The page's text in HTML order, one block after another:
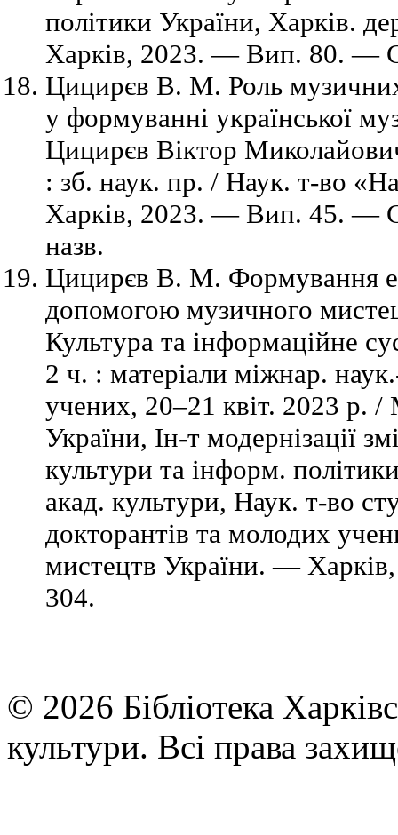
політики України, Харків.
Харків, 2023. — Вип. 80. —
Цицирєв В. М. Роль
у формуванні української
Цицирєв Віктор
: зб. наук. пр. / Наук. т-во
Харків, 2023. — Вип. 45. —
назв.
Цицирєв В. М. Формування
допомогою музичного
Культура та інформаційне
2 ч. : матеріали міжнар.
учених, 20–21 квіт. 2023 р. /
України, Ін-т модернізації
культури та інформ.
акад. культури, Наук. т-во
докторантів та молодих
мистецтв України. —
304.
© 2026 Бібліотека
культури. Всі права